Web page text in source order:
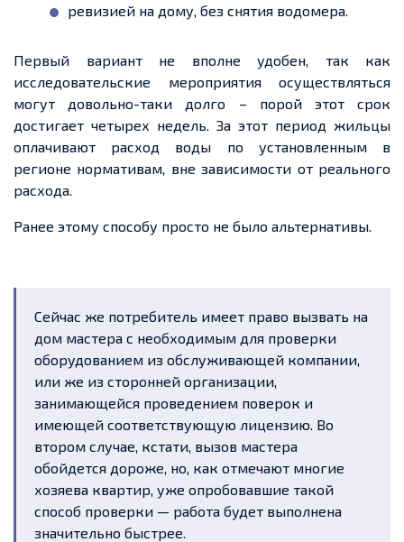
ревизией на дому, без снятия водомера.
Первый вариант не вполне удобен, так как
исследовательские мероприятия осуществляться
могут довольно-таки долго – порой этот срок
достигает четырех недель. За этот период жильцы
оплачивают расход воды по установленным в
регионе нормативам, вне зависимости от реального
расхода.
Ранее этому способу просто не было альтернативы.
Сейчас же потребитель имеет право вызвать на
дом мастера с необходимым для проверки
оборудованием из обслуживающей компании,
или же из сторонней организации,
занимающейся проведением поверок и
имеющей соответствующую лицензию. Во
втором случае, кстати, вызов мастера
обойдется дороже, но, как отмечают многие
хозяева квартир, уже опробовавшие такой
способ проверки — работа будет выполнена
значительно быстрее.